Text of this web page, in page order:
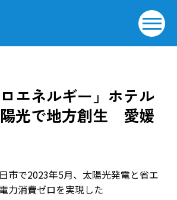
エネルギー」ホテル
光で地方創生 愛媛
市で2023年5月、太陽光発電と省エ
力消費ゼロを実現した